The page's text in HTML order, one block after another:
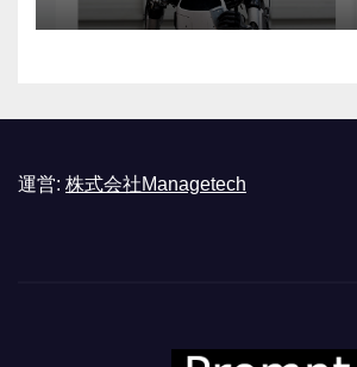
運営: 株式会社Managetech